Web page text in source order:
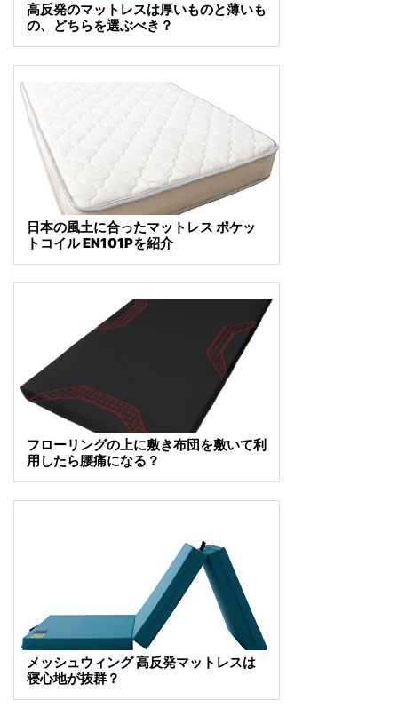
高反発のマットレスは厚いものと薄いも
の、どちらを選ぶべき？
日本の風土に合ったマットレス ポケッ
トコイル EN101Pを紹介
フローリングの上に敷き布団を敷いて利
用したら腰痛になる？
メッシュウィング 高反発マットレスは
寝心地が抜群？